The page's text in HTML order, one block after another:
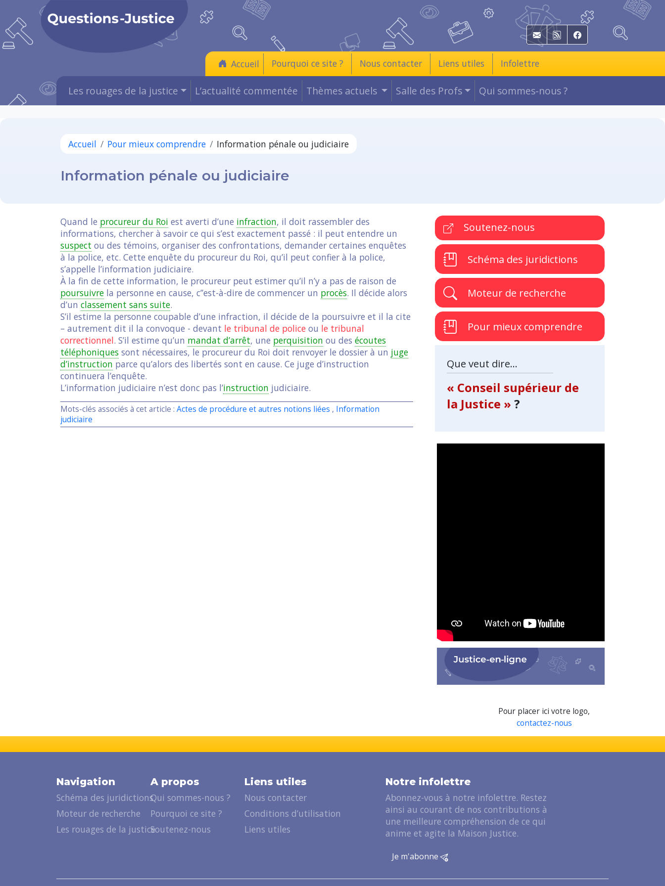
E-mail RSS Facebook
Accueil Pourquoi ce site ? Nous contacter Liens utiles Infolettre
Les rouages de la justice L’actualité commentée Thèmes actuels Salle des Profs Qui sommes-nous ?
Accueil Pour mieux comprendre Information pénale ou judiciaire
Information pénale ou judiciaire
Quand le procureur du Roi est averti d’une infraction, il doit rassembler des
informations, chercher à savoir ce qui s’est exactement passé : il peut entendre un
suspect ou des témoins, organiser des confrontations, demander certaines enquêtes
à la police, etc. Cette enquête du procureur du Roi, qu’il peut confier à la police,
s’appelle l’information judiciaire.
À la fin de cette information, le procureur peut estimer qu’il n’y a pas de raison de
poursuivre la personne en cause, c’’est-à-dire de commencer un procès. Il décide alors
d’un classement sans suite.
S’il estime la personne coupable d’une infraction, il décide de la poursuivre et il la cite
– autrement dit il la convoque - devant le tribunal de police ou le tribunal
correctionnel. S’il estime qu’un mandat d’arrêt, une perquisition ou des écoutes
téléphoniques sont nécessaires, le procureur du Roi doit renvoyer le dossier à un juge
d’instruction parce qu’alors des libertés sont en cause. Ce juge d’instruction
continuera l’enquête.
L’information judiciaire n’est donc pas l’instruction judiciaire.
Mots-clés associés à cet article : Actes de procédure et autres notions liées , Information
judiciaire
Soutenez-nous
Schéma des juridictions
Moteur de recherche
Pour mieux comprendre
Que veut dire...
« Conseil supérieur de
la Justice »?
Pour placer ici votre logo,
contactez-nous
Navigation
Schéma des juridictions
Moteur de recherche
Les rouages de la justice
A propos
Qui sommes-nous ?
Pourquoi ce site ?
Soutenez-nous
Liens utiles
Nous contacter
Conditions d’utilisation
Liens utiles
Notre infolettre
Abonnez-vous à notre infolettre. Restez
ainsi au courant de nos contributions à
une meilleure compréhension de ce qui
anime et agite la Maison Justice.
Je m'abonne